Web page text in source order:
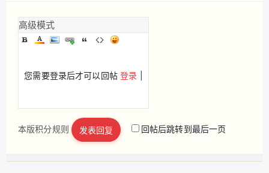
高级模式
您需要登录后才可以回帖登录
立即注册
本版积分规则 发表回复 回帖后跳转到最后一页